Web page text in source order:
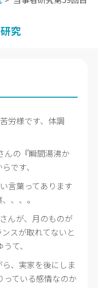
究
労様です、体調
んの『瞬間湯沸か
です、
言葉ってあります
、、。
んが、月のものが
スが取れてないと
て、
、実家を後にしま
っている感情なのか